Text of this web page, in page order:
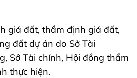
giá đất, thẩm định giá đất,
đất dự án do Sở Tài
Sở Tài chính, Hội đồng thẩm
thực hiện.